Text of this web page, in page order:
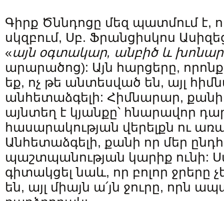
Գիրք Ծննդոցը մեզ պատմում է,
սկզբում, Սբ. Ֆրանցիսկոս
«այն օգտակար, անբիծ և
արարածոց): Այն հարցերը,
եք, ոչ թե անտեսված են, այլ
անհետաձգելի: Հիմնարար, քանի
այնտեղ է կյանքը՝ հնարավոր
հասարակության վերելքն ու
Անհետաձգելի, քանի որ մեր
պաշտպանության կարիք ունի:
գիտակցել նաև, որ բոլոր ջրերը
են, այլ միայն ա՛յն ջուրը, որն